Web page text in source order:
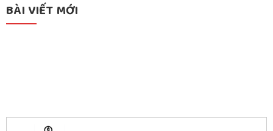
BÀI VIẾT MỚI